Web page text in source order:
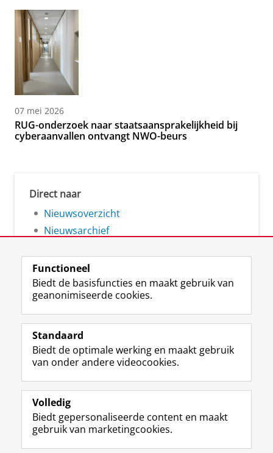
07 mei 2026
RUG-onderzoek naar staatsaansprakelijkheid bij
cyberaanvallen ontvangt NWO-beurs
Direct naar
Nieuwsoverzicht
Nieuwsarchief
Volg de RUG
F
a
e
b
o
p
a
i
L
i
k
e
I
-
p
g
R
S
-
f
e
R
k
I
n
t
r
m
c
Y
o
T
e
k
a
Studiekiezers
Alumni
Over ons
Functioneel
Biedt de basisfuncties en maakt gebruik van
geanonimiseerde cookies.
Standaard
Biedt de optimale werking en maakt gebruik
van onder andere videocookies.
Volledig
Biedt gepersonaliseerde content en maakt
gebruik van marketingcookies.